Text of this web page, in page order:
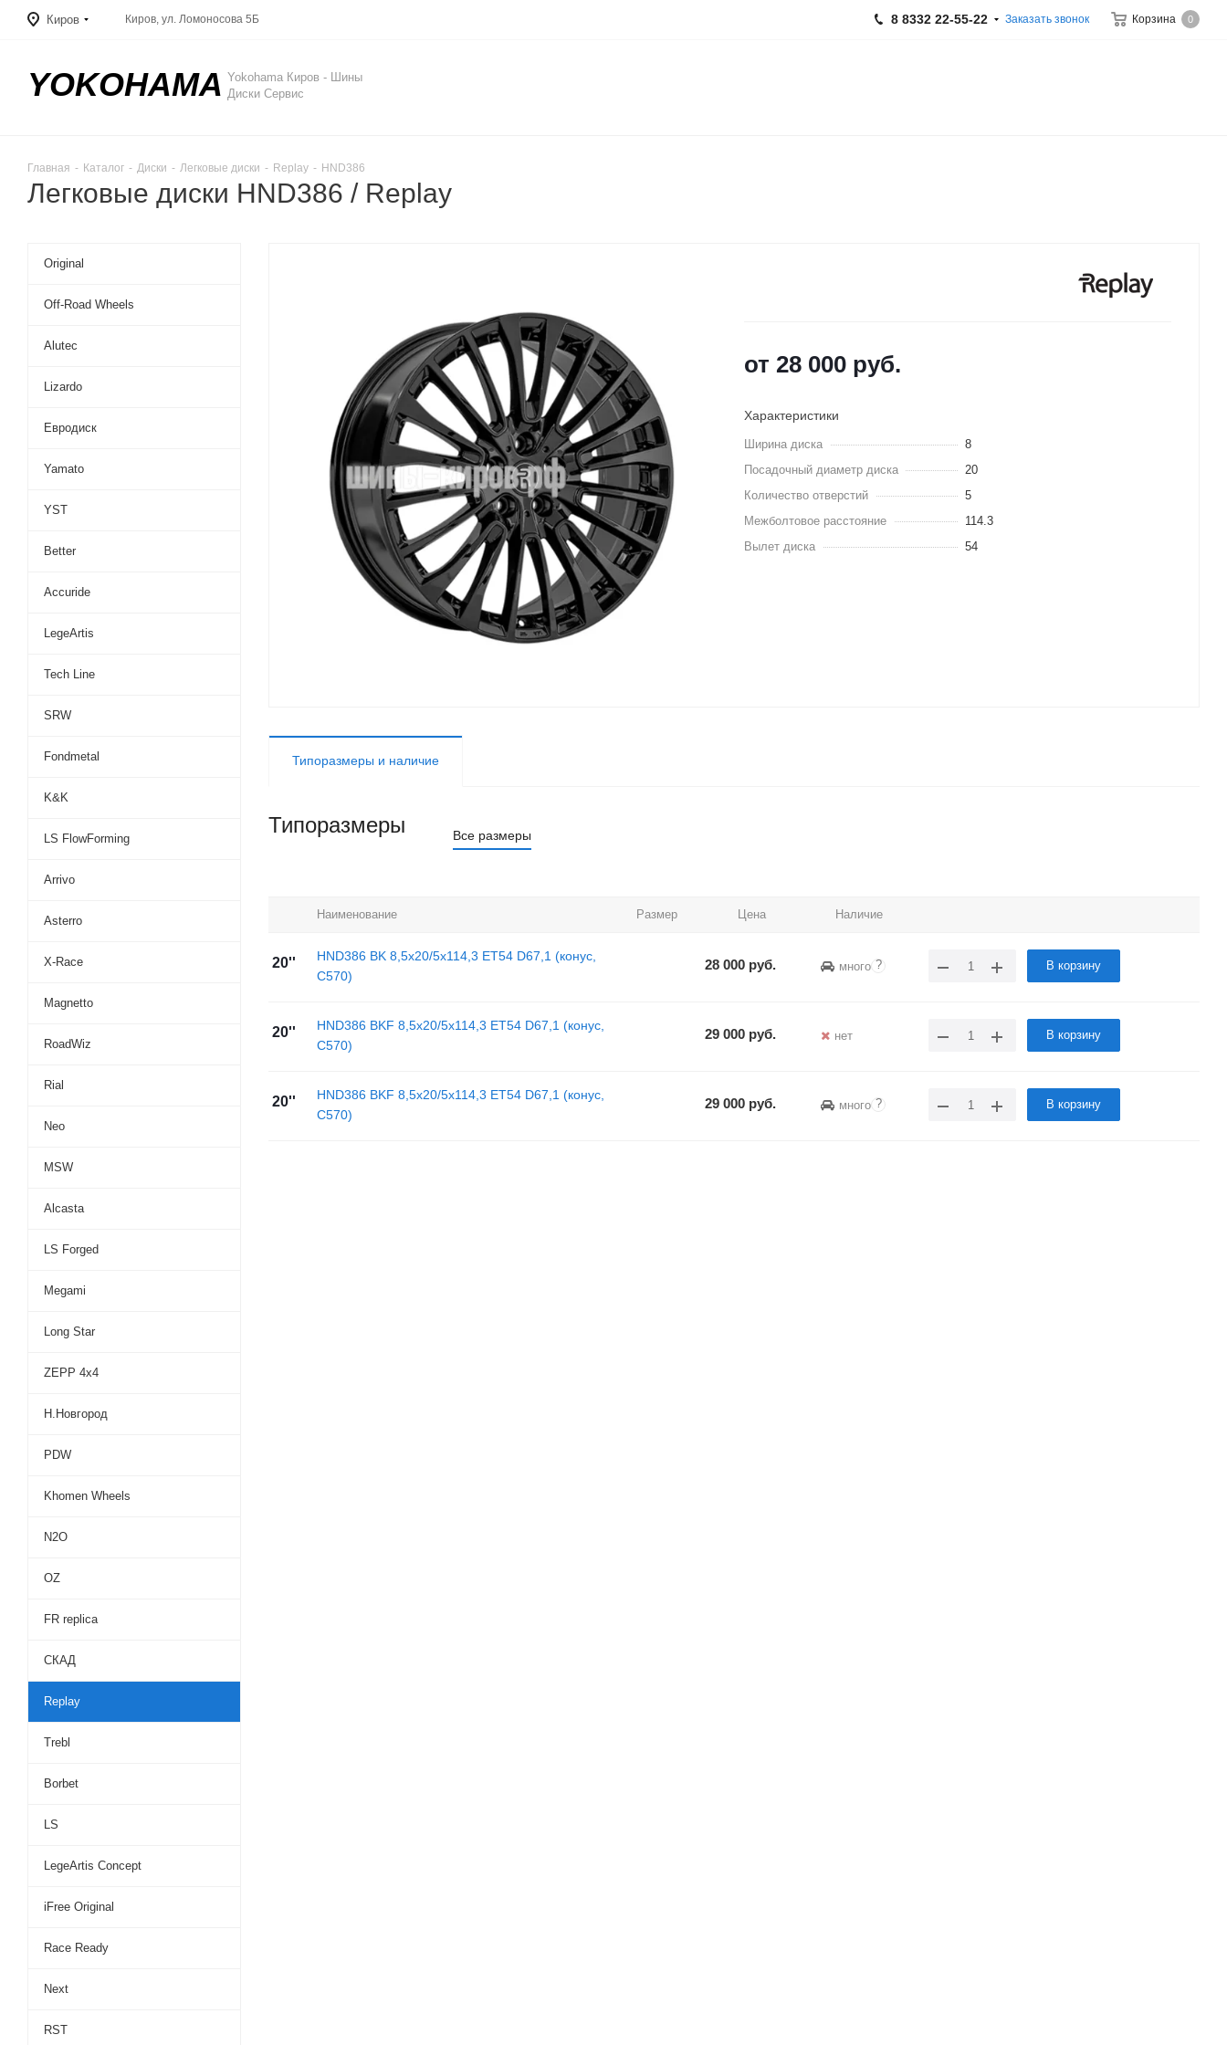
Киров Корзина 0
Киров, ул. Ломоносова 5Б 8 8332 22-55-22 Заказать звонок
YOKOHAMA Yokohama Киров - Шины
Диски Сервис
Главная - Каталог - Диски - Легковые диски - Replay - HND386
Легковые диски HND386 / Replay
от 28 000 руб.
Характеристики
Ширина диска
8
Посадочный диаметр диска
20
Количество отверстий
5
Межболтовое расстояние
114.3
Вылет диска
54
Типоразмеры и наличие
Типоразмеры Все размеры
Наименование Размер Цена Наличие
20''
HND386 BK 8,5x20/5x114,3 ET54 D67,1 (конус,
C570)
28 000 руб. много ? В корзину
20''
HND386 BKF 8,5x20/5x114,3 ET54 D67,1 (конус,
C570)
29 000 руб. нет В корзину
20''
HND386 BKF 8,5x20/5x114,3 ET54 D67,1 (конус,
C570)
29 000 руб. много ? В корзину
Original
Off-Road Wheels
Alutec
Lizardo
Евродиск
Yamato
YST
Better
Accuride
LegeArtis
Tech Line
SRW
Fondmetal
K&K
LS FlowForming
Arrivo
Asterro
X-Race
Magnetto
RoadWiz
Rial
Neo
MSW
Alcasta
LS Forged
Megami
Long Star
ZEPP 4х4
Н.Новгород
PDW
Khomen Wheels
N2O
OZ
FR replica
СКАД
Replay
Trebl
Borbet
LS
LegeArtis Concept
iFree Original
Race Ready
Next
RST